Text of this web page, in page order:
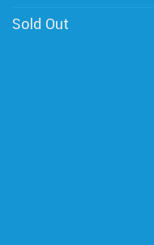
Sold Out